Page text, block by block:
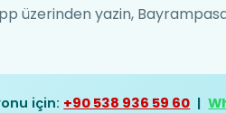
üzerinden yazin,
için: +90 538 936 59 60 |